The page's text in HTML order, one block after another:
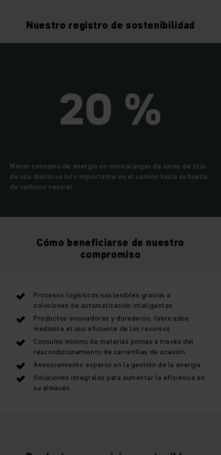
Nuestro registro de sostenibilidad
Menor consumo de energía en montacargas de iones de litio
de uso diario; un hito importante en el camino hacia su huella
de carbono neutral.
20 %
Cómo beneficiarse de nuestro
compromiso
Procesos logísticos sostenibles gracias a
soluciones de automatización inteligentes
Productos innovadores y duraderos, fabricados
mediante el uso eficiente de los recursos
Consumo mínimo de materias primas a través del
reacondicionamiento de carretillas de ocasión
Asesoramiento experto en la gestión de la energía
Soluciones integrales para aumentar la eficiencia en
su almacén